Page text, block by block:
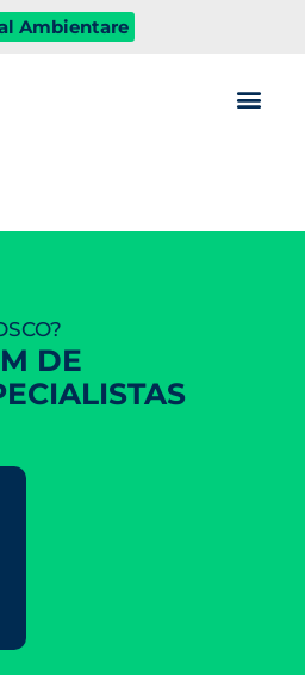
Ambientare
DE